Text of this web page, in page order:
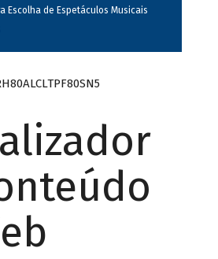
Escolha de Espetáculos Musicais